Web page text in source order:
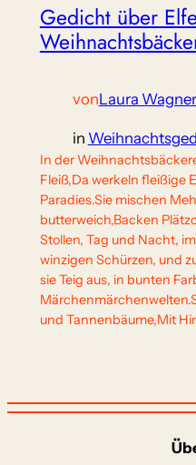
Gedicht über
vonLaura Wagner
in
In der
Fleiß,Da werkeln fleißige
Paradies.Sie mischen
butterweich,Backen
Stollen, Tag und Nacht,
winzigen Schürzen, und
sie Teig aus, in bunten
und Tannenbäume,Mit